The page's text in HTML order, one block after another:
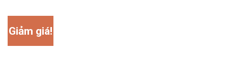
Giảm giá!